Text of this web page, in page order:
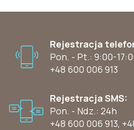
Rejestracja
Pon. - Pt.: 9:00-
+48 600 006 913
Rejestracja SMS:
Pon. - Ndz.: 24h
+48 600 006 913,